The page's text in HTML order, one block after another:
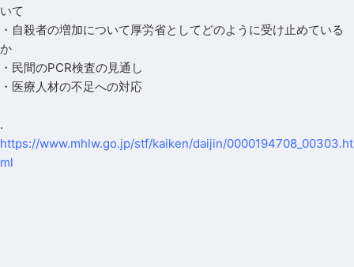
いて
・自殺者の増加について厚労省としてどのように受け止めている
か
・民間のPCR検査の見通し
・医療人材の不足への対応
.
https://www.mhlw.go.jp/stf/kaiken/daijin/0000194708_00303.ht
ml